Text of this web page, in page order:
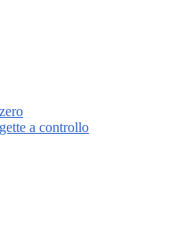
a controllo